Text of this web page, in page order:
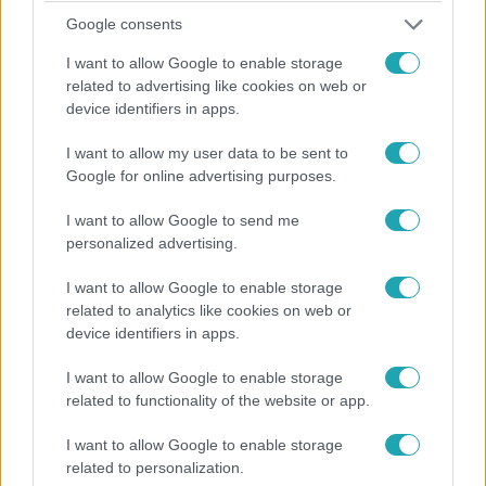
Google consents
I want to allow Google to enable storage
related to advertising like cookies on web or
device identifiers in apps.
I want to allow my user data to be sent to
Google for online advertising purposes.
I want to allow Google to send me
personalized advertising.
I want to allow Google to enable storage
related to analytics like cookies on web or
device identifiers in apps.
I want to allow Google to enable storage
related to functionality of the website or app.
I want to allow Google to enable storage
related to personalization.
2024. március 12. 13:00
Hatalmas összeget ajánlott John Cenának egy
szexkamerás oldal, hogy az Oscar után náluk is
vetkőzzön le
Nem kell mást tennie, csak amit az Oscaron: vetkőzni!